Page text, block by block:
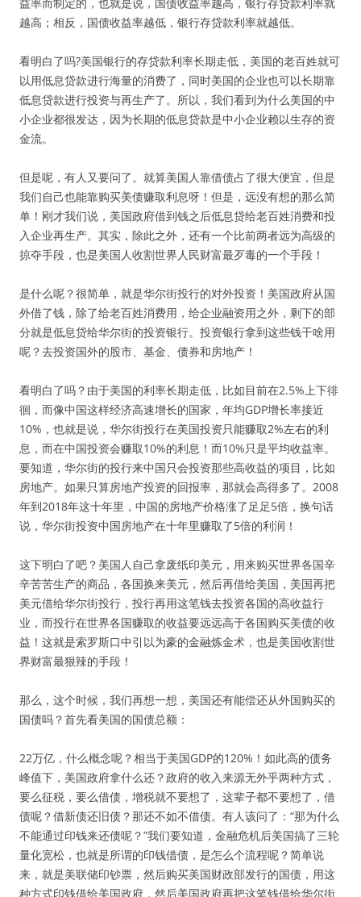
越高；相反，国债收益率越低，银行存贷款利率就越低。
看明白了吗?美国银行的存贷款利率长期走低，美国的老百姓就可
以用低息贷款进行海量的消费了，同时美国的企业也可以长期靠
低息贷款进行投资与再生产了。所以，我们看到为什么美国的中
小企业都很发达，因为长期的低息贷款是中小企业赖以生存的资
金流。
但是呢，有人又要问了。就算美国人靠借债占了很大便宜，但是
我们自己也能靠购买美债赚取利息呀！但是，远没有想的那么简
单！刚才我们说，美国政府借到钱之后低息贷给老百姓消费和投
入企业再生产。其实，除此之外，还有一个比前两者远为高级的
掠夺手段，也是美国人收割世界人民财富最歹毒的一个手段！
是什么呢？很简单，就是华尔街投行的对外投资！美国政府从国
外借了钱，除了给老百姓消费用，给企业融资用之外，剩下的部
分就是低息贷给华尔街的投资银行。投资银行拿到这些钱干啥用
呢？去投资国外的股市、基金、债券和房地产！
看明白了吗？由于美国的利率长期走低，比如目前在2.5%上下徘
徊，而像中国这样经济高速增长的国家，年均GDP增长率接近
10%，也就是说，华尔街投行在美国投资只能赚取2%左右的利
息，而在中国投资会赚取10%的利息！而10%只是平均收益率。
要知道，华尔街的投行来中国只会投资那些高收益的项目，比如
房地产。如果只算房地产投资的回报率，那就会高得多了。2008
年到2018年这十年里，中国的房地产价格涨了足足5倍，换句话
说，华尔街投资中国房地产在十年里赚取了5倍的利润！
这下明白了吧？美国人自己拿废纸印美元，用来购买世界各国辛
辛苦苦生产的商品，各国换来美元，然后再借给美国，美国再把
美元借给华尔街投行，投行再用这笔钱去投资各国的高收益行
业，而投行在世界各国赚取的收益要远远高于各国购买美债的收
益！这就是索罗斯口中引以为豪的金融炼金术，也是美国收割世
界财富最狠辣的手段！
那么，这个时候，我们再想一想，美国还有能偿还从外国购买的
国债吗？首先看美国的国债总额：
22万亿，什么概念呢？相当于美国GDP的120%！如此高的债务
峰值下，美国政府拿什么还？政府的收入来源无外乎两种方式，
要么征税，要么借债，增税就不要想了，这辈子都不要想了，借
债呢？借新债还旧债？那还不如不借债。有人该问了：“那为什么
不能通过印钱来还债呢？”我们要知道，金融危机后美国搞了三轮
量化宽松，也就是所谓的印钱借债，是怎么个流程呢？简单说
来，就是美联储印钞票，然后购买美国财政部发行的国债，用这
种方式印钱借给美国政府，然后美国政府再把这笔钱借给华尔街